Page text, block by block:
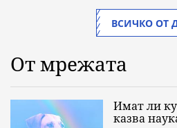
ВСИЧКО ОТ
От мрежата
Имат ли
казва